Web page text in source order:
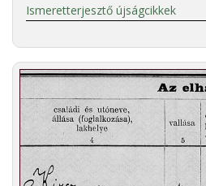
Ismeretterjesztő újságcikkek